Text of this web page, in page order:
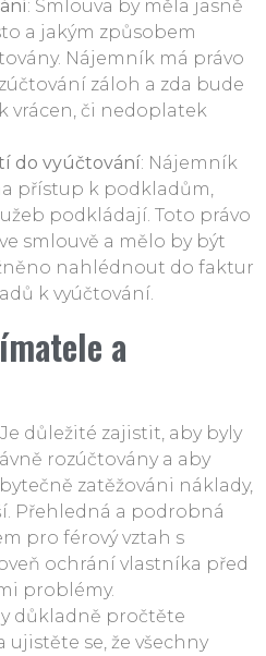
: Smlouva by měla jasně
a jakým způsobem
Nájemník má právo
záloh a zda bude
vrácen, či nedoplatek
do vyúčtování: Nájemník
přístup k podkladům,
podkládají. Toto právo
smlouvě a mělo by být
nahlédnout do faktur
k vyúčtování.
a
Je důležité zajistit, aby byly
rozúčtovány a aby
zatěžováni náklady,
Přehledná a podrobná
pro férový vztah s
ochrání vlastníka před
problémy.
důkladně pročtěte
se, že všechny